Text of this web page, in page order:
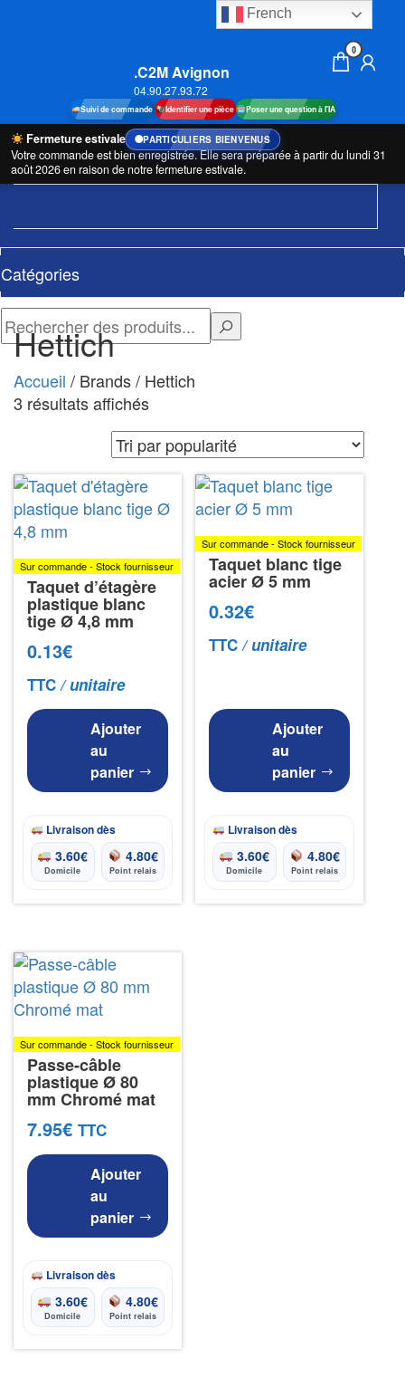
.C2M Avignon
04.90.27.93.72
0
Suivi de commande Identifier une pièce Poser une question à l'IA
Fermeture estivale
Votre commande est bien enregistrée. Elle sera préparée à partir du lundi 31
août 2026 en raison de notre fermeture estivale.
Catégories
Hettich
Accueil / Brands / Hettich
3 résultats affichésTrié
popularité
Sur commande - Stock fournisseur
Taquet d’étagère
plastique blanc
tige Ø 4,8 mm
0.13€
TTC/ unitaire
Ajouter
au
panier
Livraison dès
3.60€
Domicile
4.80€
Point relais
Sur commande - Stock fournisseur
Taquet blanc tige
acier Ø 5 mm
0.32€
TTC/ unitaire
Ajouter
au
panier
Livraison dès
3.60€
Domicile
4.80€
Point relais
Sur commande - Stock fournisseur
Passe-câble
plastique Ø 80
mm Chromé mat
7.95€ TTC
Ajouter
au
panier
Livraison dès
3.60€
Domicile
4.80€
Point relais
French
PARTICULIERS BIENVENUS